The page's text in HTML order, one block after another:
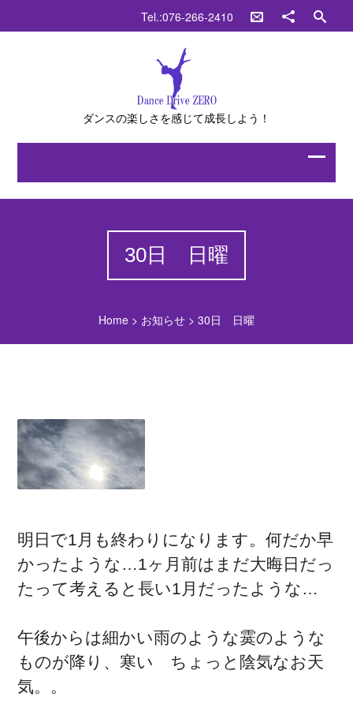
Tel.:076-266-2410
ダンスの楽しさを感じて成長しよう！
30日 日曜
Home> お知らせ> 30日 日曜
明日で1月も終わりになります。何だか早
かったような…1ヶ月前はまだ大晦日だっ
たって考えると長い1月だったような…
午後からは細かい雨のような霙のような
ものが降り、寒い ちょっと陰気なお天
気。。